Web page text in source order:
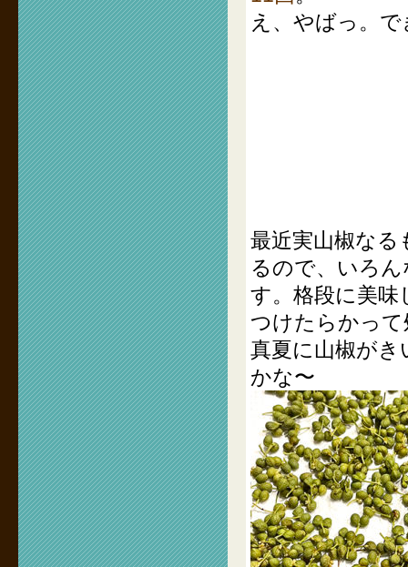
え、やばっ。
最近実山椒な
るので、いろ
す。格段に美
つけたらかっ
真夏に山椒が
かな〜